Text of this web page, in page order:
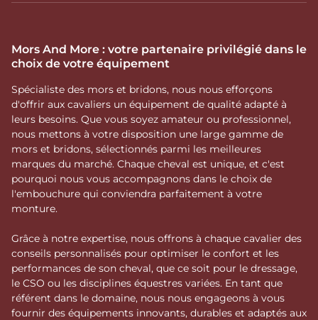
Mors And More : votre partenaire privilégié dans le
choix de votre équipement
Spécialiste des mors et bridons, nous nous efforçons
d'offrir aux cavaliers un équipement de qualité adapté à
leurs besoins. Que vous soyez amateur ou professionnel,
nous mettons à votre disposition une large gamme de
mors et bridons, sélectionnés parmi les meilleures
marques du marché. Chaque cheval est unique, et c'est
pourquoi nous vous accompagnons dans le choix de
l'embouchure qui conviendra parfaitement à votre
monture.
Grâce à notre expertise, nous offrons à chaque cavalier des
conseils personnalisés pour optimiser le confort et les
performances de son cheval, que ce soit pour le dressage,
le CSO ou les disciplines équestres variées. En tant que
référent dans le domaine, nous nous engageons à vous
fournir des équipements innovants, durables et adaptés aux